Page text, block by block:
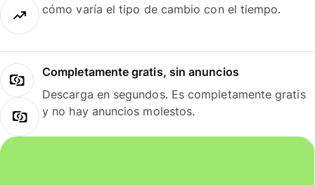
cómo varía el tipo de cambio con el tiempo.
Completamente gratis, sin anuncios
Descarga en segundos. Es completamente gratis
y no hay anuncios molestos.